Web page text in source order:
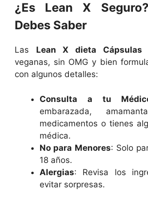
¿Es Lean X
Debes Saber
Las Lean X dieta Cápsulas
veganas, sin OMG y bien
con algunos detalles:
Consulta a tu
embarazada,
medicamentos o tienes
médica.
No para Menores: Solo
18 años.
Alergias: Revisa los
evitar sorpresas.